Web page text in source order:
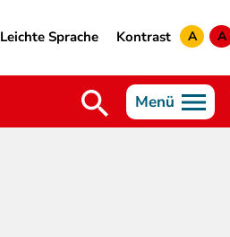
Leichte Sprache Kontrast
A
A
Menü